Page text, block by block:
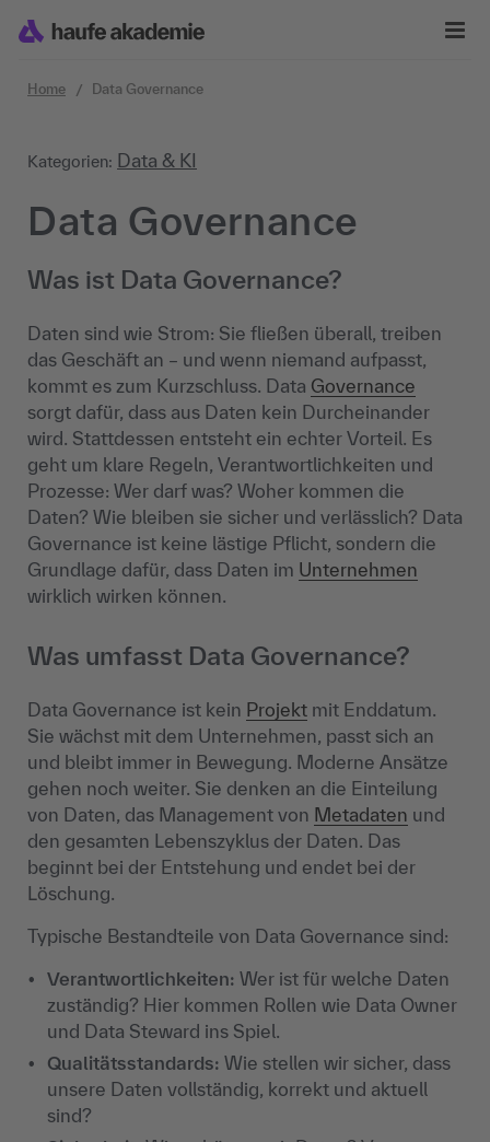
Home Data Governance
Kategorien: Data & KI
Data Governance
Was ist Data Governance?
Daten sind wie Strom: Sie fließen überall, treiben
das Geschäft an – und wenn niemand aufpasst,
kommt es zum Kurzschluss. Data Governance
sorgt dafür, dass aus Daten kein Durcheinander
wird. Stattdessen entsteht ein echter Vorteil. Es
geht um klare Regeln, Verantwortlichkeiten und
Prozesse: Wer darf was? Woher kommen die
Daten? Wie bleiben sie sicher und verlässlich? Data
Governance ist keine lästige Pflicht, sondern die
Grundlage dafür, dass Daten im Unternehmen
wirklich wirken können.
Was umfasst Data Governance?
Data Governance ist kein Projekt mit Enddatum.
Sie wächst mit dem Unternehmen, passt sich an
und bleibt immer in Bewegung. Moderne Ansätze
gehen noch weiter. Sie denken an die Einteilung
von Daten, das Management von Metadaten und
den gesamten Lebenszyklus der Daten. Das
beginnt bei der Entstehung und endet bei der
Löschung.
Typische Bestandteile von Data Governance sind:
Verantwortlichkeiten: Wer ist für welche Daten
zuständig? Hier kommen Rollen wie Data Owner
und Data Steward ins Spiel.
Qualitätsstandards: Wie stellen wir sicher, dass
unsere Daten vollständig, korrekt und aktuell
sind?